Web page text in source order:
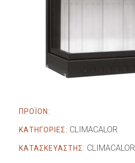
ΠΡΟΪΟΝ:
ΚΑΤΗΓΟΡΙΕΣ: CLIMACALOR
ΚΑΤΑΣΚΕΥΑΣΤΗΣ: CLIMACALOR